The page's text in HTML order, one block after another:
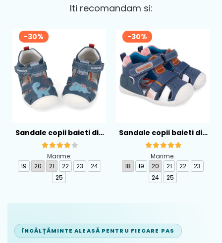
Iti recomandam si:
-30%
Sandale copii baieti din
piele Biomecanics,
Albastru - 262126-A556
Marime:
19
20 21 22 23
24
25
-30%
Sandale copii baieti din
piele Biomecanics,
Albastru - 262124-A556
Marime:
18
19 20 21 22
23
24
25
ÎNCĂLȚĂMINTE ALEASĂ PENTRU FIECARE PAS